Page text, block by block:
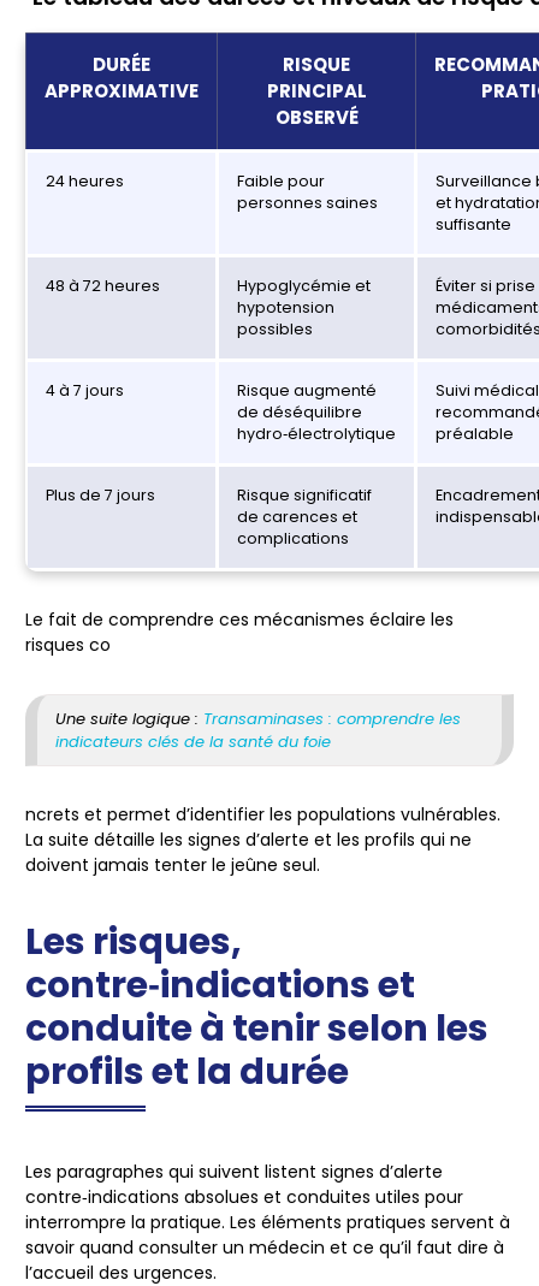
DURÉE
APPROXIMATIVE
RISQUE
PRINCIPAL
OBSERVÉ
24 heures
Faible pour
personnes saines
Surveillance
et
suffisante
48 à 72 heures
Hypoglycémie et
hypotension
possibles
Éviter si
4 à 7 jours
Risque augmenté
de déséquilibre
hydro‑électrolytique
Suivi médical
préalable
Plus de 7 jours
Risque significatif
de carences et
complications
Le fait de comprendre ces mécanismes éclaire les
risques co
Une suite logique : Transaminases : comprendre les
indicateurs clés de la santé du foie
ncrets et permet d’identifier les populations vulnérables.
La suite détaille les signes d’alerte et les profils qui ne
doivent jamais tenter le jeûne seul.
Les risques,
contre‑indications et
conduite à tenir selon les
profils et la durée
Les paragraphes qui suivent listent signes d’alerte
contre‑indications absolues et conduites utiles pour
interrompre la pratique. Les éléments pratiques servent à
savoir quand consulter un médecin et ce qu’il faut dire à
l’accueil des urgences.